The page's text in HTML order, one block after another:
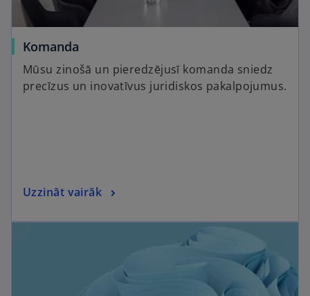
Komanda
Mūsu zinošā un pieredzējusī komanda sniedz
precīzus un inovatīvus juridiskos pakalpojumus.
Uzzināt vairāk